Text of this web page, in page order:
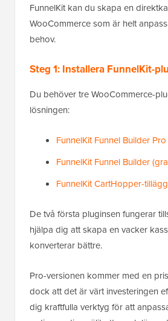
FunnelKit kan du skapa en
WooCommerce som är helt
behov.
Steg 1: Installera FunnelKit-
Du behöver tre WooCommerce-
lösningen:
FunnelKit Funnel Builder Pro
FunnelKit Funnel Builder
FunnelKit CartHopper-
De två första pluginsen fungerar
hjälpa dig att skapa en vacker
konverterar bättre.
Pro-versionen kommer med en
dock att det är värt investeringen
dig kraftfulla verktyg för att